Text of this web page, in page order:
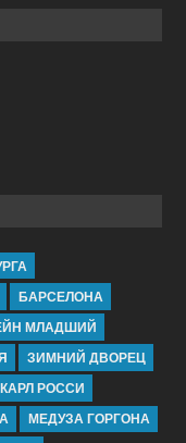
БАРСЕЛОНА
МЛАДШИЙ
ЗИМНИЙ ДВОРЕЦ
КАРЛ РОССИ
МЕДУЗА ГОРГОНА